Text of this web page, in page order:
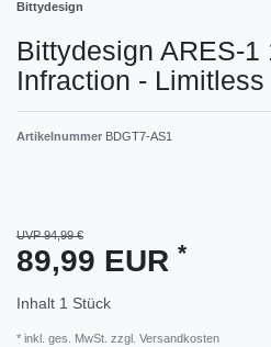
Bittydesign
Bittydesign ARES-1
Infraction - Limitless
Artikelnummer BDGT7-AS1
UVP 94,99 €
89,99 EUR *
Inhalt 1 Stück
* inkl. ges. MwSt. zzgl. Versandkosten